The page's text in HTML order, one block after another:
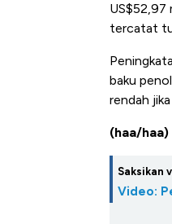
US$52,97
tercatat
baku
rendah
(haa/haa)
Saksikan
Video: